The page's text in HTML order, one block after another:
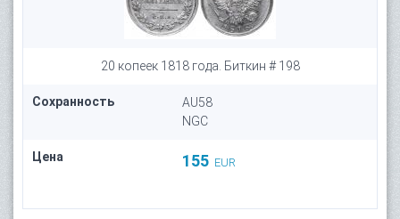
20 копеек 1818 года. Биткин # 198
Сохранность
AU58
NGC
Цена 155 EUR